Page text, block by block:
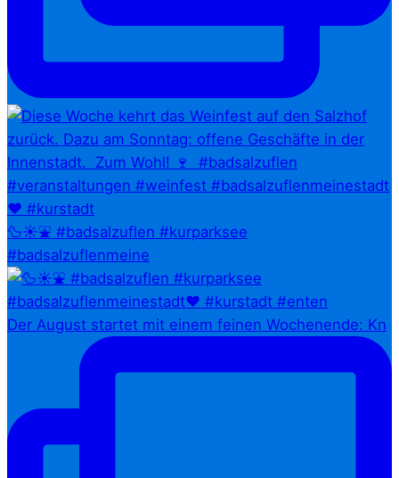
🦆☀️⛲ #badsalzuflen #kurparksee
#badsalzuflenmeine
Der August startet mit einem feinen Wochenende: Kn